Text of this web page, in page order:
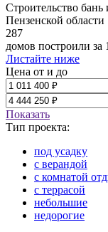
Строительство
Пензенской области
287
домов построили за
Листайте ниже
Цена от и до
Показать
Тип проекта:
под усадку
с верандой
с комнатой
с террасой
небольшие
недорогие